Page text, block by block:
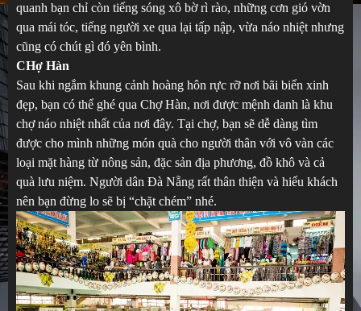
quanh bạn chỉ còn tiếng sóng xô bờ rì rào, những cơn gió vờn
qua mái tóc, tiếng người xe qua lại tấp nập, vừa náo nhiệt nhưng
cũng có chút gì đó yên bình.
CHợ Hàn
Sau khi ngắm khung cảnh hoàng hôn rực rỡ nơi bãi biển xinh
đẹp, bạn có thể ghé qua Chợ Hàn, nơi được mệnh danh là khu
chợ náo nhiệt nhất của nơi đây. Tại chợ, bạn sẽ dễ dàng tìm
được cho mình những món quà cho người thân với vô vàn các
loại mặt hàng từ nông sản, đặc sản địa phương, đồ khô và cả
quà lưu niệm. Người dân Đà Nẵng rất thân thiện và hiếu khách
nên bạn đừng lo sẽ bị “chặt chém” nhé.